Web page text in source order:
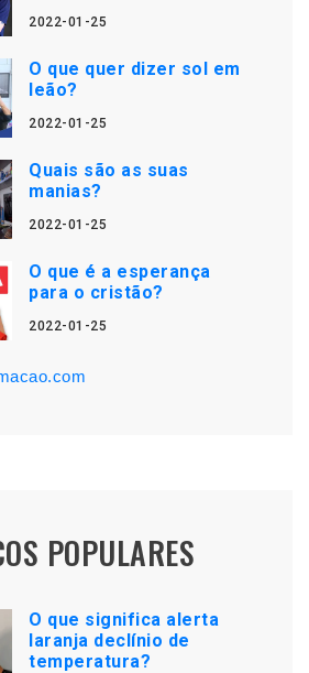
2022-01-25
O que quer dizer sol em
leão?
2022-01-25
Quais são as suas
manias?
2022-01-25
O que é a esperança
para o cristão?
2022-01-25
POPULARES
O que significa alerta
laranja declínio de
temperatura?